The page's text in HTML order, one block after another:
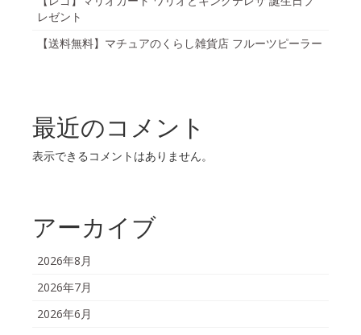
レゼント
【送料無料】マチュアのくらし雑貨店 フルーツピーラー
最近のコメント
表示できるコメントはありません。
アーカイブ
2026年8月
2026年7月
2026年6月